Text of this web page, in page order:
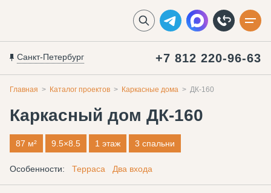
Санкт-Петербург +7 812 220-96-63
Главная Каталог проектов Каркасные дома ДК-160
Каркасный дом ДК-160
87 м² 9.5×8.5 1 этаж 3 спальни
Особенности: Терраса Два входа